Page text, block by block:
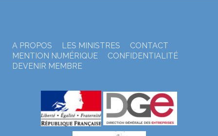
A PROPOS LES MINISTRES
CONTACT
MENTION NUMÉRIQUE
CONFIDENTIALITÉ
DEVENIR MEMBRE